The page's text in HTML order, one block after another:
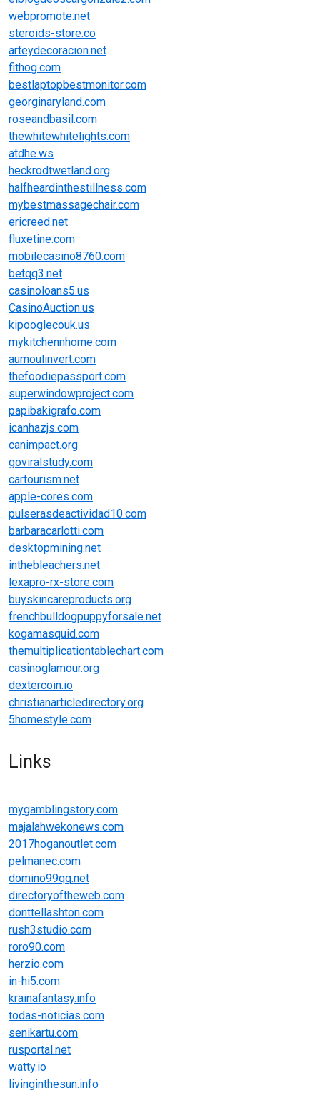
webpromote.net
steroids-store.co
arteydecoracion.net
fithog.com
bestlaptopbestmonitor.com
georginaryland.com
roseandbasil.com
thewhitewhitelights.com
atdhe.ws
heckrodtwetland.org
halfheardinthestillness.com
mybestmassagechair.com
ericreed.net
fluxetine.com
mobilecasino8760.com
betqq3.net
casinoloans5.us
CasinoAuction.us
kipooglecouk.us
mykitchennhome.com
aumoulinvert.com
thefoodiepassport.com
superwindowproject.com
papibakigrafo.com
icanhazjs.com
canimpact.org
goviralstudy.com
cartourism.net
apple-cores.com
pulserasdeactividad10.com
barbaracarlotti.com
desktopmining.net
inthebleachers.net
lexapro-rx-store.com
buyskincareproducts.org
frenchbulldogpuppyforsale.net
kogamasquid.com
themultiplicationtablechart.com
casinoglamour.org
dextercoin.io
christianarticledirectory.org
5homestyle.com
Links
mygamblingstory.com
majalahwekonews.com
2017hoganoutlet.com
pelmanec.com
domino99qq.net
directoryoftheweb.com
donttellashton.com
rush3studio.com
roro90.com
herzio.com
in-hi5.com
krainafantasy.info
todas-noticias.com
senikartu.com
rusportal.net
watty.io
livinginthesun.info